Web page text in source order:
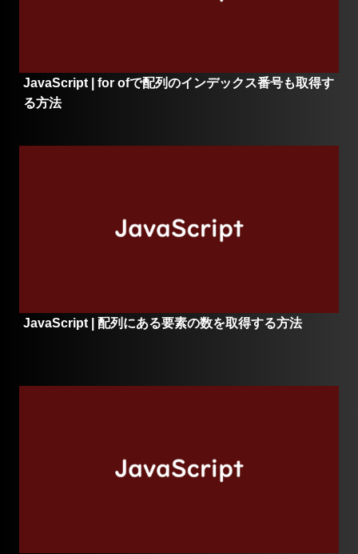
JavaScript | for ofで配列のインデックス番号も取得す
る方法
JavaScript | 配列にある要素の数を取得する方法